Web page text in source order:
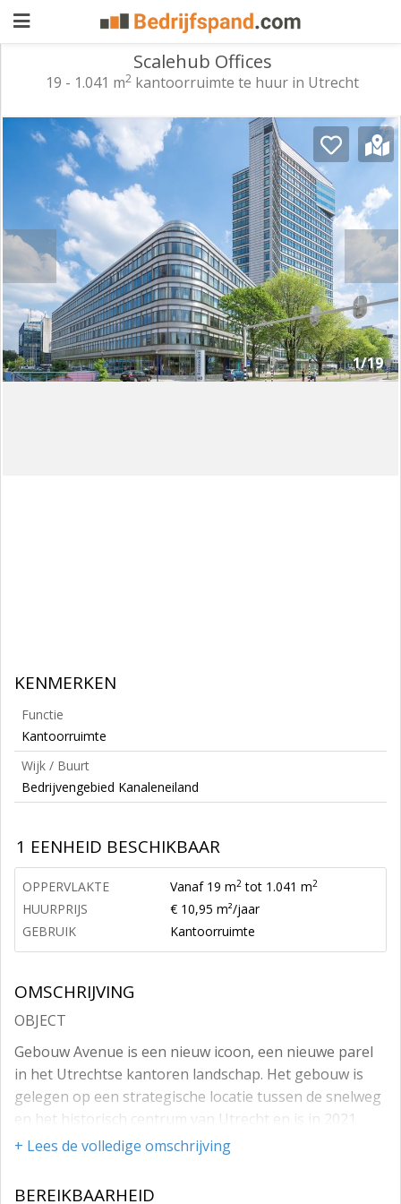
aanbieden
Pand
zoeken
Waarom
adverteren
Premium
adverteren
Blog
Registreren
Login
Scalehub Offices
19 - 1.041 m2 kantoorruimte te huur in Utrecht
1/19
KENMERKEN
Functie
Kantoorruimte
Wijk / Buurt
Bedrijvengebied Kanaleneiland
1 EENHEID BESCHIKBAAR
OPPERVLAKTE Vanaf 19 m2 tot 1.041 m2
HUURPRIJS
€ 10,95 m²/jaar
GEBRUIK
Kantoorruimte
OMSCHRIJVING
OBJECT
Gebouw Avenue is een nieuw icoon, een nieuwe parel
in het Utrechtse kantoren landschap. Het gebouw is
gelegen op een strategische locatie tussen de snelweg
en het historisch centrum van Utrecht en is in 2021
volledig gerenoveerd. Door de lichte materialen en de
subtiele gouden details en het witte marmer - is er een
+ Lees de volledige omschrijving
BEREIKBAARHEID